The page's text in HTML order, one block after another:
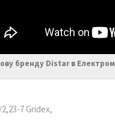
бренду Distar в
7 Gridex,